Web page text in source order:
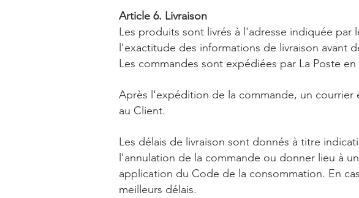
Article 6. Livraison
Les produits sont livrés à l'adresse indiquée
l'exactitude des informations de livraison avant
Les commandes sont expédiées par La Poste
Après l'expédition de la commande, un
au Client.
Les délais de livraison sont donnés à titre
l'annulation de la commande ou donner lieu à
application du Code de la consommation. En
meilleurs délais.